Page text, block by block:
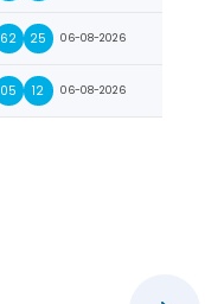
62 25 06-08-2026
05 12 06-08-2026